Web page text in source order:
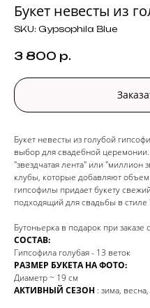
Букет невесты из
SKU: Gypsophila Blue
3 800 р.
Букет невесты из голубой
выбор для свадебной церемонии.
"звездчатая лента" или
клубы, которые добавляют объем
гипсофилы придает букету
подходящий для свадьбы в стиле
Бутоньерка в подарок при заказе
СОСТАВ:
Гипсофила голубая - 13 веток
РАЗМЕР БУКЕТА НА ФОТО:
Диаметр ~ 19 см
АКТИВНЫЙ СЕЗОН : зима,